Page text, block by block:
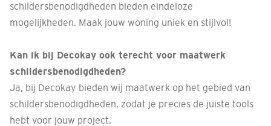
schildersbenodigdheden bieden eindeloze
mogelijkheden. Maak jouw woning uniek en stijlvol!
Kan ik bij Decokay ook terecht voor maatwerk
schildersbenodigdheden?
Ja, bij Decokay bieden wij maatwerk op het gebied van
schildersbenodigdheden, zodat je precies de juiste tools
hebt voor jouw project.